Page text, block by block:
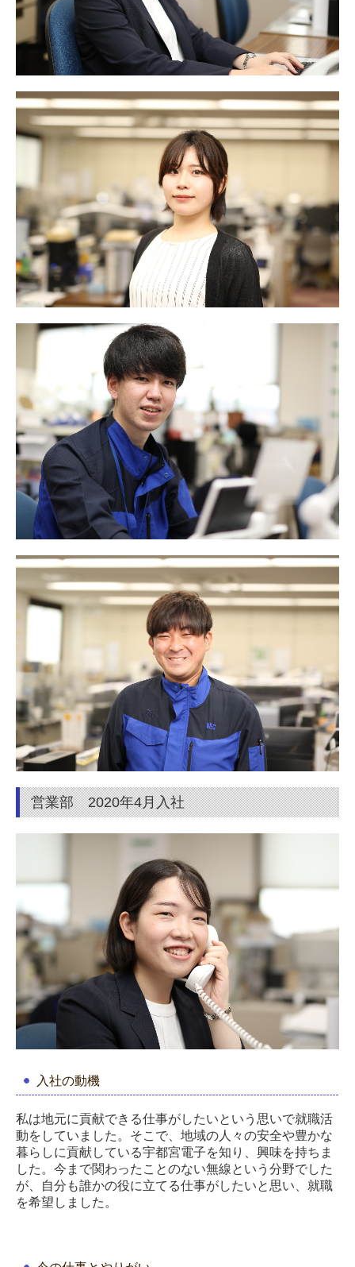
営業部 2020年4月入社
入社の動機
私は地元に貢献できる仕事がしたいという思いで就職活
動をしていました。そこで、地域の人々の安全や豊かな
暮らしに貢献している宇都宮電子を知り、興味を持ちま
した。今まで関わったことのない無線という分野でした
が、自分も誰かの役に立てる仕事がしたいと思い、就職
を希望しました。